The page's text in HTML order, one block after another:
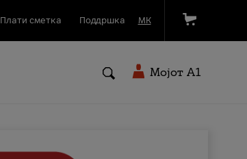
Плати сметка Поддршка МК
Мојот A1